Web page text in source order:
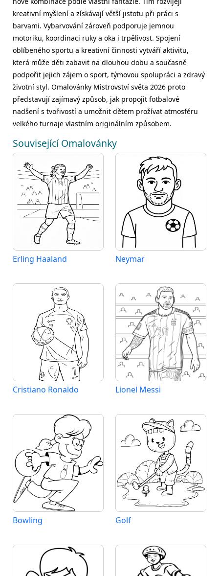
kreativní myšlení a získávají větší jistotu při práci s
barvami. Vybarvování zároveň podporuje jemnou
motoriku, koordinaci ruky a oka i trpělivost. Spojení
oblíbeného sportu a kreativní činnosti vytváří aktivitu,
která může děti zabavit na dlouhou dobu a současně
podpořit jejich zájem o sport, týmovou spolupráci a zdravý
životní styl. Omalovánky Mistrovství světa 2026 proto
představují zajímavý způsob, jak propojit fotbalové
nadšení s tvořivostí a umožnit dětem prožívat atmosféru
velkého turnaje vlastním originálním způsobem.
Související Omalovánky
Erling Haaland Neymar
Cristiano Ronaldo Lionel Messi
Bowling Golf